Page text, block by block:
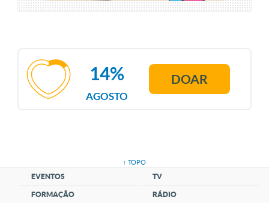
AGOSTO
14% DOAR
↑ TOPO
EVENTOS
FORMAÇÃO
TV
RÁDIO